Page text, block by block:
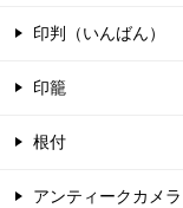
印判（いんばん）
印籠
根付
アンティークカメラ